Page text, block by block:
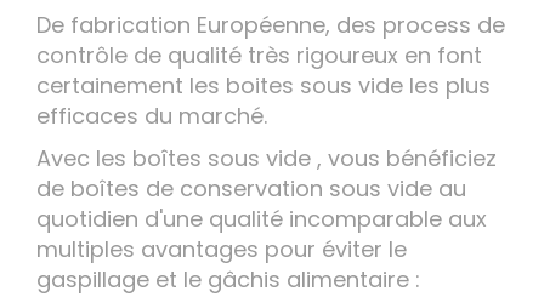
De fabrication Européenne, des process de
contrôle de qualité très rigoureux en font
certainement les boites sous vide les plus
efficaces du marché.
Avec les boîtes sous vide , vous bénéficiez
de boîtes de conservation sous vide au
quotidien d'une qualité incomparable aux
multiples avantages pour éviter le
gaspillage et le gâchis alimentaire :